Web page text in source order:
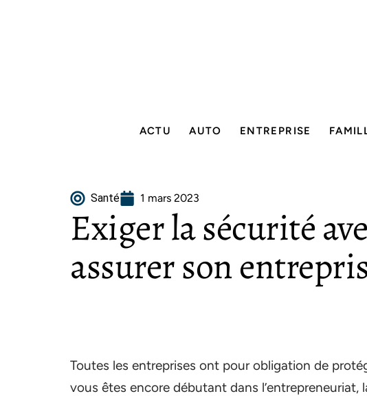
ACTU AUTO ENTREPRISE
Santé 1 mars 2023
Exiger la sécurité
assurer son
Toutes les entreprises ont pour obligation de
vous êtes encore débutant dans